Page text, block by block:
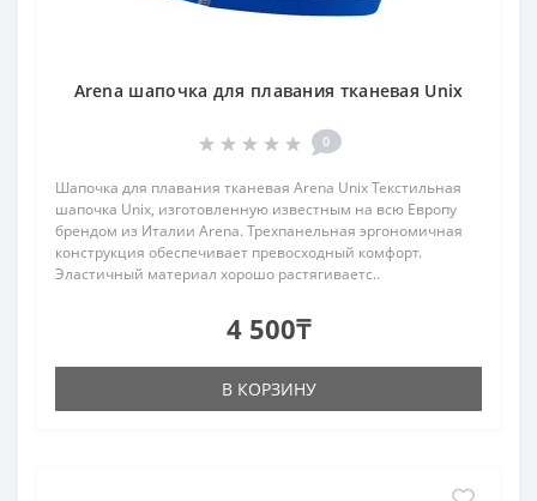
Arena шапочка для плавания тканевая Unix
0
Шапочка для плавания тканевая Arena Unix Текстильная
шапочка Unix, изготовленную известным на всю Европу
брендом из Италии Arena. Трехпанельная эргономичная
конструкция обеспечивает превосходный комфорт.
Эластичный материал хорошо растягиваетс..
4 500₸
В КОРЗИНУ